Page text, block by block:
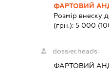
ФАРТОВИЙ
Розмір внеску
(грн.):5 000
dossier.heads:
ФАРТОВИЙ